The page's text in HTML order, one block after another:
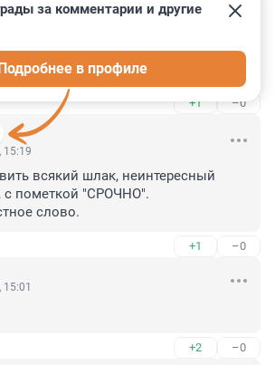
"майоров" Иван Грозный и оставил
+1 –0
за комментарии и другие
в профиле
15:19
всякий шлак, неинтересный
с пометкой "СРОЧНО".
слово.
+1 –0
+2 –0